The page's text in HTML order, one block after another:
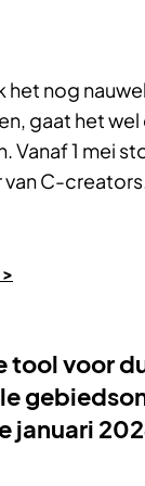
het nog
gaat het wel
Vanaf 1 mei
C-
tool voor
januari